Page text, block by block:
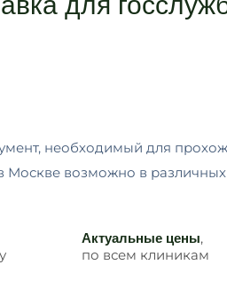
необходимый для
возможно в
Актуальные цены,
по всем клиникам